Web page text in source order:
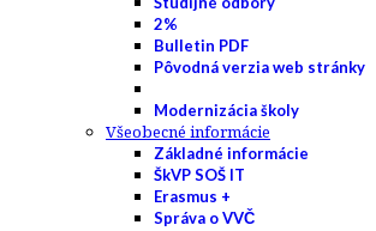
2%
Bulletin PDF
Pôvodná verzia web stránky
Modernizácia školy
Všeobecné informácie
Základné informácie
ŠkVP SOŠ IT
Erasmus +
Správa o VVČ